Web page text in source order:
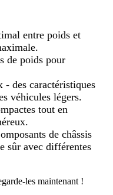
entre poids et
de poids pour
des caractéristiques
véhicules légers.
tout en
de châssis
sûr avec différentes
les maintenant !